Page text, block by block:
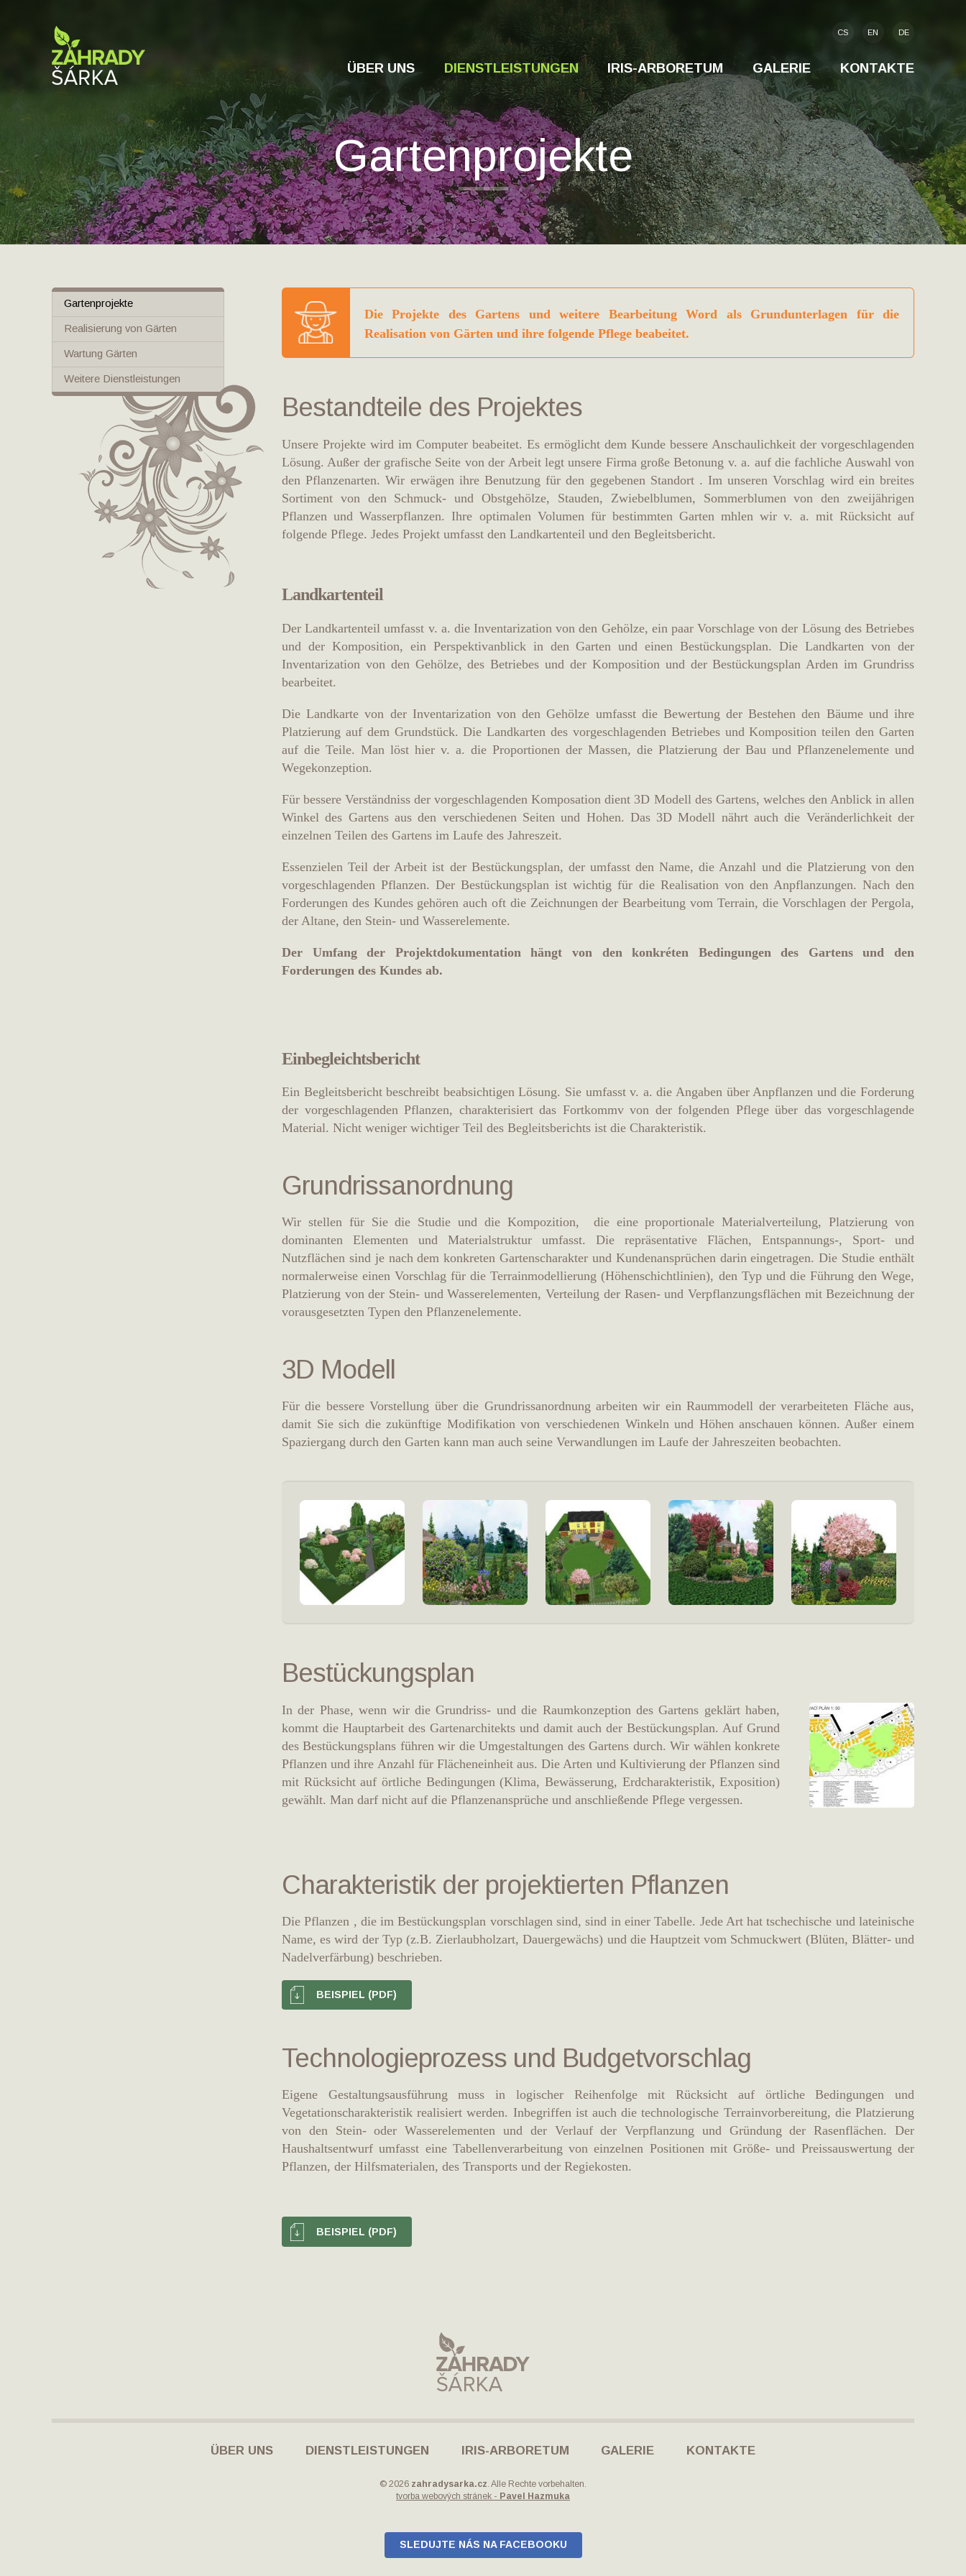
ÜBER UNS DIENSTLEISTUNGEN IRIS-ARBORETUM GALERIE KONTAKTE
CS EN DE
Gartenprojekte
Die Projekte des Gartens und weitere Bearbeitung Word als Grundunterlagen für die
Realisation von Gärten und ihre folgende Pflege beabeitet.
Bestandteile des Projektes
Unsere Projekte wird im Computer beabeitet. Es ermöglicht dem Kunde bessere Anschaulichkeit der vorgeschlagenden
Lösung. Außer der grafische Seite von der Arbeit legt unsere Firma große Betonung v. a. auf die fachliche Auswahl von
den Pflanzenarten. Wir erwägen ihre Benutzung für den gegebenen Standort . Im unseren Vorschlag wird ein breites
Sortiment von den Schmuck- und Obstgehölze, Stauden, Zwiebelblumen, Sommerblumen von den zweijährigen
Pflanzen und Wasserpflanzen. Ihre optimalen Volumen für bestimmten Garten mhlen wir v. a. mit Rücksicht auf
folgende Pflege. Jedes Projekt umfasst den Landkartenteil und den Begleitsbericht.
Landkartenteil
Der Landkartenteil umfasst v. a. die Inventarization von den Gehölze, ein paar Vorschlage von der Lösung des Betriebes
und der Komposition, ein Perspektivanblick in den Garten und einen Bestückungsplan. Die Landkarten von der
Inventarization von den Gehölze, des Betriebes und der Komposition und der Bestückungsplan Arden im Grundriss
bearbeitet.
Die Landkarte von der Inventarization von den Gehölze umfasst die Bewertung der Bestehen den Bäume und ihre
Platzierung auf dem Grundstück. Die Landkarten des vorgeschlagenden Betriebes und Komposition teilen den Garten
auf die Teile. Man löst hier v. a. die Proportionen der Massen, die Platzierung der Bau und Pflanzenelemente und
Wegekonzeption.
Für bessere Verständniss der vorgeschlagenden Komposation dient 3D Modell des Gartens, welches den Anblick in allen
Winkel des Gartens aus den verschiedenen Seiten und Hohen. Das 3D Modell nährt auch die Veränderlichkeit der
einzelnen Teilen des Gartens im Laufe des Jahreszeit.
Essenzielen Teil der Arbeit ist der Bestückungsplan, der umfasst den Name, die Anzahl und die Platzierung von den
vorgeschlagenden Pflanzen. Der Bestückungsplan ist wichtig für die Realisation von den Anpflanzungen. Nach den
Forderungen des Kundes gehören auch oft die Zeichnungen der Bearbeitung vom Terrain, die Vorschlagen der Pergola,
der Altane, den Stein- und Wasserelemente.
Der Umfang der Projektdokumentation hängt von den konkréten Bedingungen des Gartens und den
Forderungen des Kundes ab.
Einbegleichtsbericht
Ein Begleitsbericht beschreibt beabsichtigen Lösung. Sie umfasst v. a. die Angaben über Anpflanzen und die Forderung
der vorgeschlagenden Pflanzen, charakterisiert das Fortkommv von der folgenden Pflege über das vorgeschlagende
Material. Nicht weniger wichtiger Teil des Begleitsberichts ist die Charakteristik.
Grundrissanordnung
Wir stellen für Sie die Studie und die Kompozition,
die eine proportionale Materialverteilung, Platzierung von
dominanten Elementen und Materialstruktur umfasst. Die repräsentative Flächen, Entspannungs-, Sport- und
Nutzflächen sind je nach dem konkreten Gartenscharakter und Kundenansprüchen darin eingetragen. Die Studie enthält
normalerweise einen Vorschlag für die Terrainmodellierung (Höhenschichtlinien), den Typ und die Führung den Wege,
Platzierung von der Stein- und Wasserelementen, Verteilung der Rasen- und Verpflanzungsflächen mit Bezeichnung der
vorausgesetzten Typen den Pflanzenelemente.
3D Modell
Für die bessere Vorstellung über die Grundrissanordnung arbeiten wir ein Raummodell der verarbeiteten Fläche aus,
damit Sie sich die zukünftige Modifikation von verschiedenen Winkeln und Höhen anschauen können. Außer einem
Spaziergang durch den Garten kann man auch seine Verwandlungen im Laufe der Jahreszeiten beobachten.
Bestückungsplan
In der Phase, wenn wir die Grundriss- und die Raumkonzeption des Gartens geklärt haben,
kommt die Hauptarbeit des Gartenarchitekts und damit auch der Bestückungsplan. Auf Grund
des Bestückungsplans führen wir die Umgestaltungen des Gartens durch. Wir wählen konkrete
Pflanzen und ihre Anzahl für Flächeneinheit aus. Die Arten und Kultivierung der Pflanzen sind
mit Rücksicht auf örtliche Bedingungen (Klima, Bewässerung, Erdcharakteristik, Exposition)
gewählt. Man darf nicht auf die Pflanzenansprüche und anschließende Pflege vergessen.
Charakteristik der projektierten Pflanzen
Die Pflanzen , die im Bestückungsplan vorschlagen sind, sind in einer Tabelle. Jede Art hat tschechische und lateinische
Name, es wird der Typ (z.B. Zierlaubholzart, Dauergewächs) und die Hauptzeit vom Schmuckwert (Blüten, Blätter- und
Nadelverfärbung) beschrieben.
BEISPIEL (PDF)
Technologieprozess und Budgetvorschlag
Eigene Gestaltungsausführung muss in logischer Reihenfolge mit Rücksicht auf örtliche Bedingungen und
Vegetationscharakteristik realisiert werden. Inbegriffen ist auch die technologische Terrainvorbereitung, die Platzierung
von den Stein- oder Wasserelementen und der Verlauf der Verpflanzung und Gründung der Rasenflächen. Der
Haushaltsentwurf umfasst eine Tabellenverarbeitung von einzelnen Positionen mit Größe- und Preissauswertung der
Pflanzen, der Hilfsmaterialen, des Transports und der Regiekosten.
BEISPIEL (PDF)
Gartenprojekte
Realisierung von Gärten
Wartung Gärten
Weitere Dienstleistungen
ÜBER UNS DIENSTLEISTUNGEN IRIS-ARBORETUM GALERIE KONTAKTE
© 2026 zahradysarka.cz. Alle Rechte vorbehalten.
tvorba webových stránek - Pavel Hazmuka
SLEDUJTE NÁS NA FACEBOOKU